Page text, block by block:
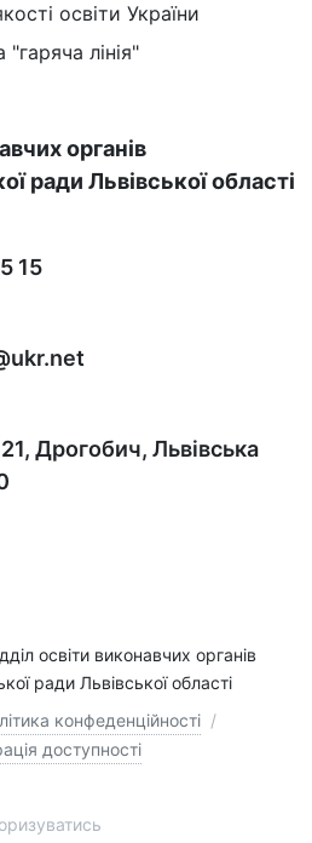
освіти України
лінія"
органів
ради Львівської області
15
Дрогобич, Львівська
освіти виконавчих органів
ради Львівської області
конфеденційності /
доступності